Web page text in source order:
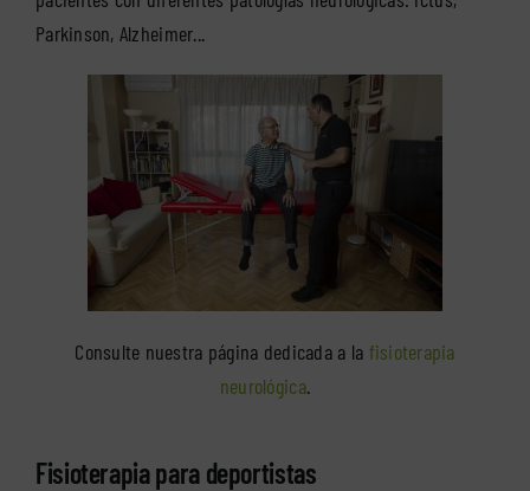
Parkinson, Alzheimer...
Consulte nuestra página dedicada a la fisioterapia
neurológica.
Fisioterapia para deportistas